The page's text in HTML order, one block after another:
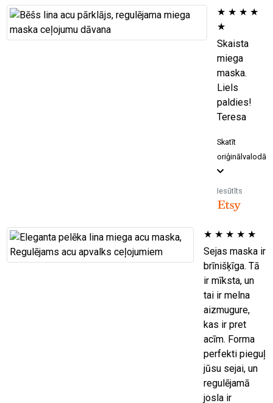
★ ★ ★ ★
★
Skaista
miega
maska.
Liels
paldies!
Teresa
Skatīt
oriģinālvalodā
Iesūtīts
★ ★ ★ ★ ★
Sejas maska ir
brīnišķīga. Tā
ir mīksta, un
tai ir melna
aizmugure,
kas ir pret
acīm. Forma
perfekti pieguļ
jūsu sejai, un
regulējamā
josla ir